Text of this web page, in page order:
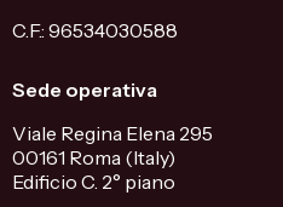
C.F.: 96534030588
Sede operativa
Viale Regina Elena 295
00161 Roma (Italy)
Edificio C. 2° piano